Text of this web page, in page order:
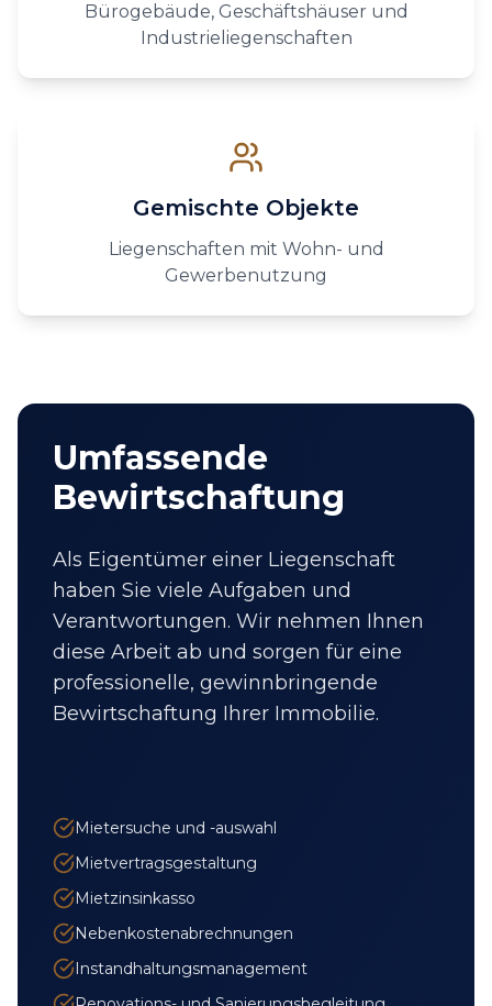
Bürogebäude, Geschäftshäuser und
Industrieliegenschaften
Gemischte Objekte
Liegenschaften mit Wohn- und
Gewerbenutzung
Umfassende
Bewirtschaftung
Als Eigentümer einer Liegenschaft
haben Sie viele Aufgaben und
Verantwortungen. Wir nehmen Ihnen
diese Arbeit ab und sorgen für eine
professionelle, gewinnbringende
Bewirtschaftung Ihrer Immobilie.
Mietersuche und -auswahl
Mietvertragsgestaltung
Mietzinsinkasso
Nebenkostenabrechnungen
Instandhaltungsmanagement